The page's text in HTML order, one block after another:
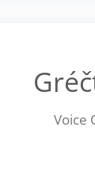
Voice
Voice